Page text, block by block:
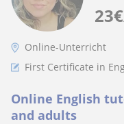
23€
Online-Unterricht
First Certificate in
Online English
and adults